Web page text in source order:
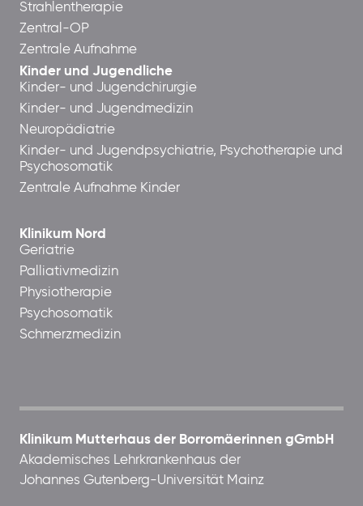
Strahlentherapie
Zentral-OP
Zentrale Aufnahme
Kinder und Jugendliche
Kinder- und Jugendchirurgie
Kinder- und Jugendmedizin
Neuropädiatrie
Kinder- und Jugendpsychiatrie, Psychotherapie und
Psychosomatik
Zentrale Aufnahme Kinder
Klinikum Nord
Geriatrie
Palliativmedizin
Physiotherapie
Psychosomatik
Schmerzmedizin
Klinikum Mutterhaus der Borromäerinnen gGmbH
Akademisches Lehrkrankenhaus der
Johannes Gutenberg-Universität Mainz